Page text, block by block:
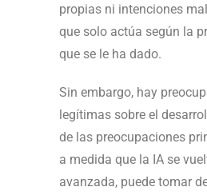
propias ni intenciones
que solo actúa según la
que se le ha dado.
Sin embargo, hay
legítimas sobre el
de las preocupaciones
a medida que la IA se
avanzada, puede tomar